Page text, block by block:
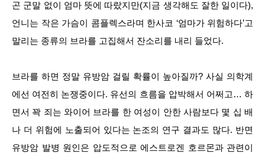
곤 군말 없이 엄마 뜻에 따랐지만(지금 생각해도 잘한 일이다),
언니는 작은 가슴이 콤플렉스라며 한사코 ‘엄마가 위험하다’고
말리는 종류의 브라를 고집해서 잔소리를 내리 들었다.
브라를 하면 정말 유방암 걸릴 확률이 높아질까? 사실 의학계
에선 여전히 논쟁중이다. 유선의 흐름을 압박해서 어쩌고… 하
면서 꽉 죄는 와이어 브라를 한 여성이 안한 사람보다 몇 십 배
나 더 위험에 노출되어 있다는 논조의 연구 결과도 많다. 반면
유방암 발병 원인은 압도적으로 에스트로겐 호르몬과 관련이